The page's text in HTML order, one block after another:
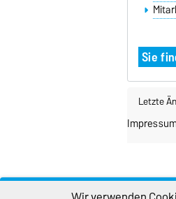
Sie
Letzte